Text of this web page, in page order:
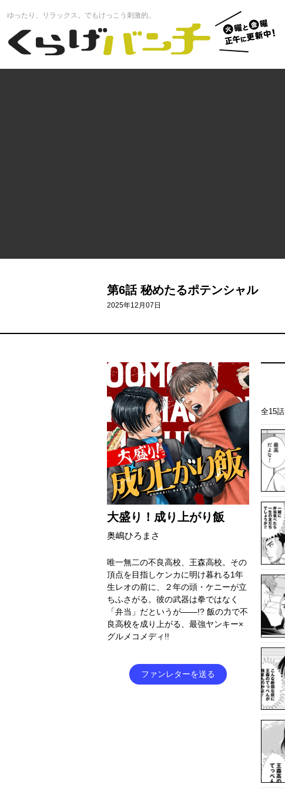
くらげバンチ
火曜と金
曜正午に
更新中！
ゆったり、リラックス。でもけっこう刺激的。
第6話 秘めたるポテンシャル
2025年12月07日
大盛り！成り上がり飯
奥嶋ひろまさ
唯一無二の不良高校、王森高校。その
頂点を目指しケンカに明け暮れる1年
生レオの前に、２年の頭・ケニーが立
ちふさがる。彼の武器は拳ではなく
「弁当」だというが――!? 飯の力で不
良高校を成り上がる、最強ヤンキー×
グルメコメディ!!
ファンレターを送る
全15話